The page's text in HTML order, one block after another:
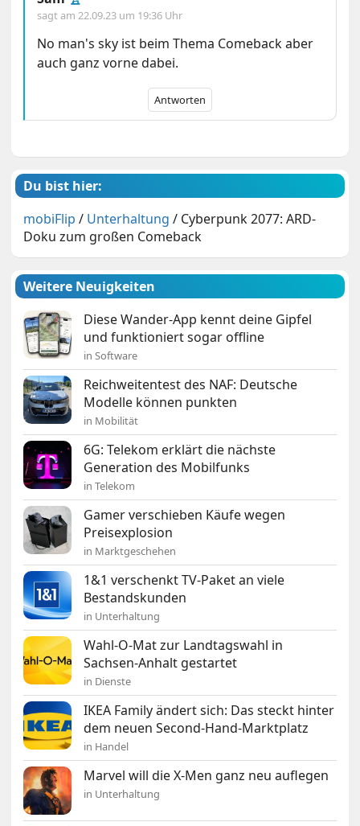
sagt am22.09.23 um 19:36 Uhr
No man's sky ist beim Thema Comeback aber
auch ganz vorne dabei.
Antworten
Du bist hier:
mobiFlip / Unterhaltung / Cyberpunk 2077: ARD-
Doku zum großen Comeback
Weitere Neuigkeiten
Diese Wander-App kennt deine Gipfel
und funktioniert sogar offline
in Software
Reichweitentest des NAF: Deutsche
Modelle können punkten
in Mobilität
6G: Telekom erklärt die nächste
Generation des Mobilfunks
in Telekom
Gamer verschieben Käufe wegen
Preisexplosion
in Marktgeschehen
1&1 verschenkt TV-Paket an viele
Bestandskunden
in Unterhaltung
Wahl-O-Mat zur Landtagswahl in
Sachsen-Anhalt gestartet
in Dienste
IKEA Family ändert sich: Das steckt hinter
dem neuen Second-Hand-Marktplatz
in Handel
Marvel will die X-Men ganz neu auflegen
in Unterhaltung